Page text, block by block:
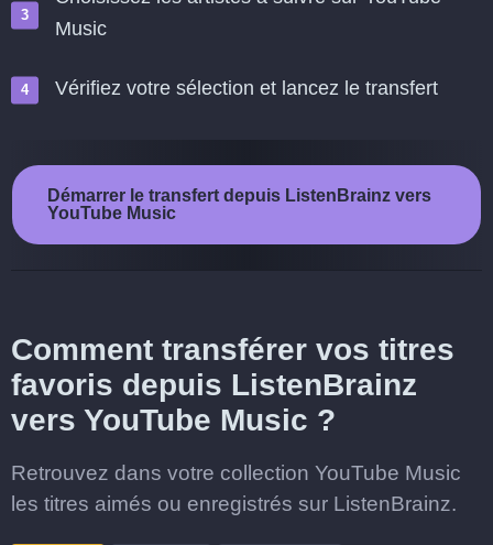
Music
Vérifiez votre sélection et lancez le transfert
Démarrer le transfert depuis ListenBrainz vers
YouTube Music
Comment transférer vos titres
favoris depuis ListenBrainz
vers YouTube Music ?
Retrouvez dans votre collection YouTube Music
les titres aimés ou enregistrés sur ListenBrainz.